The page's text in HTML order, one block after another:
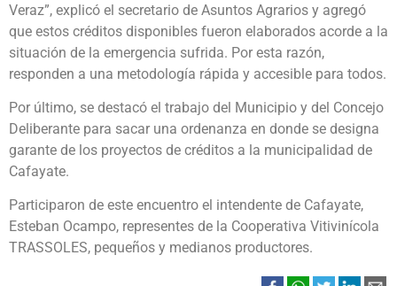
Veraz”, explicó el secretario de Asuntos Agrarios y agregó
que estos créditos disponibles fueron elaborados acorde a la
situación de la emergencia sufrida. Por esta razón,
responden a una metodología rápida y accesible para todos.
Por último, se destacó el trabajo del Municipio y del Concejo
Deliberante para sacar una ordenanza en donde se designa
garante de los proyectos de créditos a la municipalidad de
Cafayate.
Participaron de este encuentro el intendente de Cafayate,
Esteban Ocampo, representes de la Cooperativa Vitivinícola
TRASSOLES, pequeños y medianos productores.